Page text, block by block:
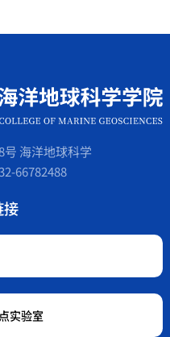
海洋地球科学
66782488
接
实验室